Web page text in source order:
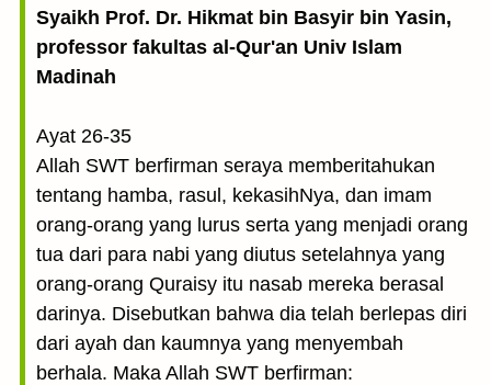
Syaikh Prof. Dr. Hikmat bin Basyir bin Yasin,
professor fakultas al-Qur'an Univ Islam
Madinah
Ayat 26-35
Allah SWT berfirman seraya memberitahukan
tentang hamba, rasul, kekasihNya, dan imam
orang-orang yang lurus serta yang menjadi orang
tua dari para nabi yang diutus setelahnya yang
orang-orang Quraisy itu nasab mereka berasal
darinya. Disebutkan bahwa dia telah berlepas diri
dari ayah dan kaumnya yang menyembah
berhala. Maka Allah SWT berfirman: